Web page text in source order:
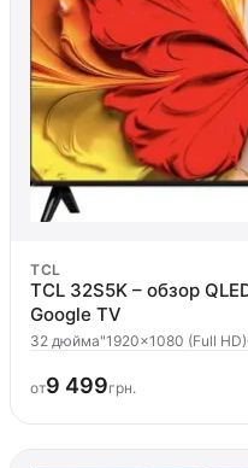
TCL
TCL 32S5K – обзор
Google TV
32 дюйма"1920x1080 (Full HD)
от9 499грн.